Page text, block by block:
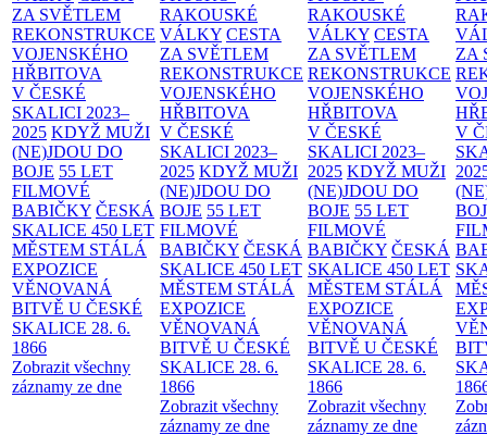
ZA SVĚTLEM
REKONSTRUKCE
VOJENSKÉHO
HŘBITOVA
V ČESKÉ
SKALICI 2023–
2025 KDYŽ MUŽI
(NE)JDOU DO
BOJE 55 LET
FILMOVÉ
BABIČKY ČESKÁ
SKALICE 450 LET
MĚSTEM STÁLÁ
EXPOZICE
VĚNOVANÁ
BITVĚ U ČESKÉ
SKALICE 28. 6.
1866
Zobrazit všechny
záznamy ze dne
RAKOUSKÉ
VÁLKY CESTA
ZA SVĚTLEM
REKONSTRUKCE
VOJENSKÉHO
HŘBITOVA
V ČESKÉ
SKALICI 2023–
2025 KDYŽ MUŽI
(NE)JDOU DO
BOJE 55 LET
FILMOVÉ
BABIČKY ČESKÁ
SKALICE 450 LET
MĚSTEM STÁLÁ
EXPOZICE
VĚNOVANÁ
BITVĚ U ČESKÉ
SKALICE 28. 6.
1866
Zobrazit všechny
záznamy ze dne
RAKOUSKÉ
VÁLKY CESTA
ZA SVĚTLEM
REKONSTRUKCE
VOJENSKÉHO
HŘBITOVA
V ČESKÉ
SKALICI 2023–
2025 KDYŽ MUŽI
(NE)JDOU DO
BOJE 55 LET
FILMOVÉ
BABIČKY ČESKÁ
SKALICE 450 LET
MĚSTEM STÁLÁ
EXPOZICE
VĚNOVANÁ
BITVĚ U ČESKÉ
SKALICE 28. 6.
1866
Zobrazit všechny
záznamy ze dne
ZA
V